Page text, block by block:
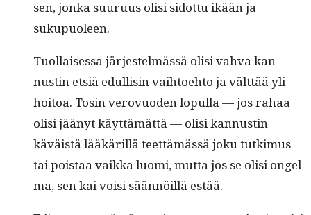
sen, jon­ka suu­ru­us olisi sidot­tu ikään ja
sukupuoleen.
Tuol­laises­sa jär­jestelmässä olisi vah­va kan­
nustin etsiä edullisin vai­h­toe­hto ja vält­tää yli­
hoitoa. Tosin verovuo­den lop­ul­la — jos rahaa
olisi jäänyt käyt­tämät­tä — olisi kan­nustin
käväistä lääkäril­lä teet­tämässä joku tutkimus
tai pois­taa vaik­ka luo­mi, mut­ta jos se olisi ongel­
ma, sen kai voisi sään­nöil­lä estää.